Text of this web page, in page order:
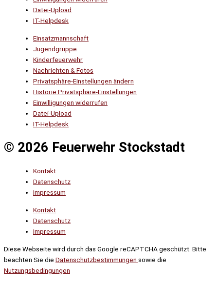
Datei-Upload
IT-Helpdesk
Einsatzmannschaft
Jugendgruppe
Kinderfeuerwehr
Nachrichten & Fotos
Privatsphäre-Einstellungen ändern
Historie Privatsphäre-Einstellungen
Einwilligungen widerrufen
Datei-Upload
IT-Helpdesk
© 2026 Feuerwehr Stockstadt
Kontakt
Datenschutz
Impressum
Kontakt
Datenschutz
Impressum
Diese Webseite wird durch das Google reCAPTCHA geschützt. Bitte
beachten Sie die Datenschutzbestimmungen sowie die
Nutzungsbedingungen